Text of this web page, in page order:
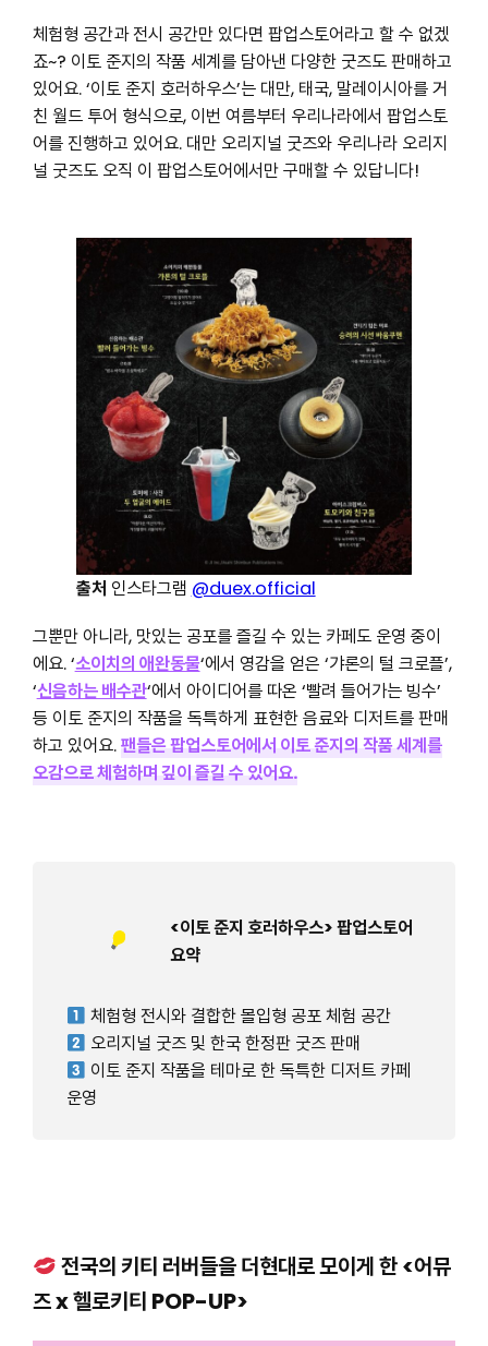
체험형 공간과 전시 공간만 있다면 팝업스토어라고 할 수 없겠
죠~? 이토 준지의 작품 세계를 담아낸 다양한 굿즈도 판매하고
있어요. ‘이토 준지 호러하우스’는 대만, 태국, 말레이시아를 거
친 월드 투어 형식으로, 이번 여름부터 우리나라에서 팝업스토
어를 진행하고 있어요. 대만 오리지널 굿즈와 우리나라 오리지
널 굿즈도 오직 이 팝업스토어에서만 구매할 수 있답니다!
출처 인스타그램 @duex.official
그뿐만 아니라, 맛있는 공포를 즐길 수 있는 카페도 운영 중이
에요. ‘소이치의 애완동물‘에서 영감을 얻은 ‘갸론의 털 크로플’,
‘신음하는 배수관‘에서 아이디어를 따온 ‘빨려 들어가는 빙수’
등 이토 준지의 작품을 독특하게 표현한 음료와 디저트를 판매
하고 있어요.팬들은 팝업스토어에서 이토 준지의 작품 세계를
오감으로 체험하며 깊이 즐길 수 있어요.
<이토 준지 호러하우스> 팝업스토어
요약
체험형 전시와 결합한 몰입형 공포 체험 공간
오리지널 굿즈 및 한국 한정판 굿즈 판매
이토 준지 작품을 테마로 한 독특한 디저트 카페
운영
전국의 키티 러버들을 더현대로 모이게 한 <어뮤
즈 x 헬로키티 POP-UP>